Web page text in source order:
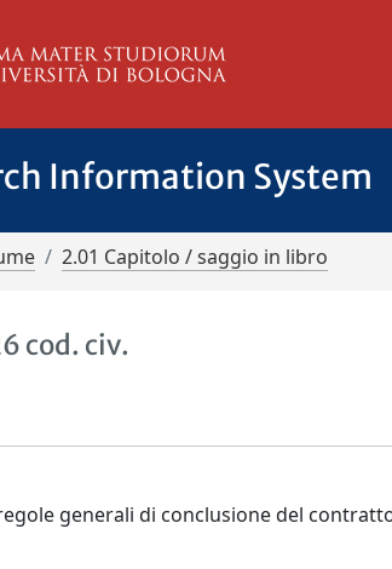
Information System
2.01 Capitolo / saggio in libro
cod. civ.
generali di conclusione del